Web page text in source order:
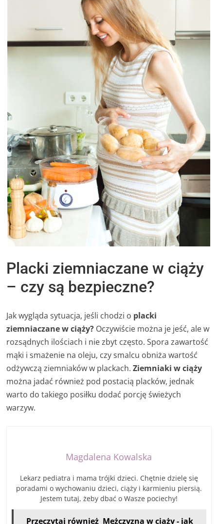
Placki ziemniaczane w ciąży
– czy są bezpieczne?
Jak wygląda sytuacja, jeśli chodzi o placki
ziemniaczane w ciąży? Oczywiście można je jeść, ale w
rozsądnych ilościach i nie zbyt często. Spora zawartość
mąki i smażenie na oleju, czy smalcu obniża wartość
odżywczą ziemniaków w plackach.Ziemniaki w ciąży
można jadać również pod postacią placków, jednak
warto do takiego posiłku dodać porcję świeżych
warzyw.
Magdalena Kowalska
Lekarz pediatra i mama trójki dzieci. Chętnie dzielę się
poradami o wychowaniu dzieci, ciąży i karmieniu piersią.
Jestem tutaj, żeby dbać o Wasze pociechy!
Przeczytaj również Mężczyzna w ciąży - jak